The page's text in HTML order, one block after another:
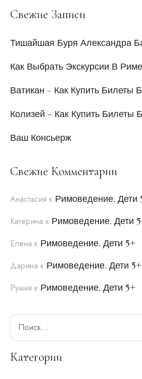
Свежие Записи
Тишайшая Буря Александра
Как Выбрать Экскурсии В Риме
Ватикан – Как Купить Билеты
Колизей – Как Купить Билеты
Ваш Консьерж
Свежие Комментарии
Анастасия к Римоведение. Дети
Катерина к Римоведение. Дети
Елена к Римоведение. Дети 5+
Дарина к Римоведение. Дети 5+
Румия к Римоведение. Дети 5+
Search
Категории